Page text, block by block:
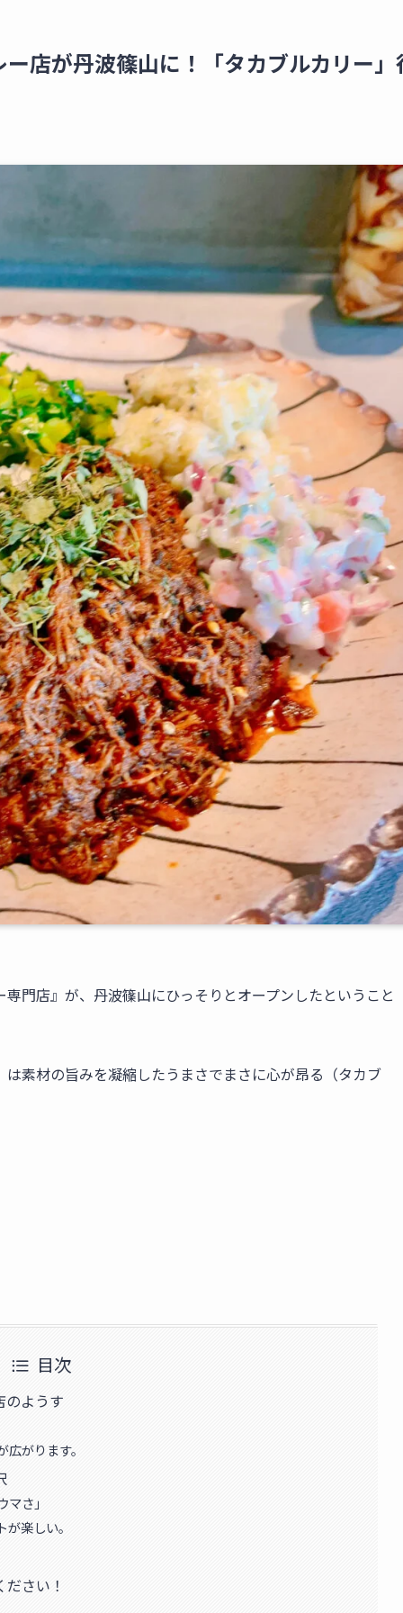
店が丹波篠山に！「タカブルカリー」
門店』が、丹波篠山にひっそりとオープンしたということ
素材の旨みを凝縮したうまさでまさに心が昂る（タカブ
目次
のようす
がります。
さ」
楽しい。
さい！